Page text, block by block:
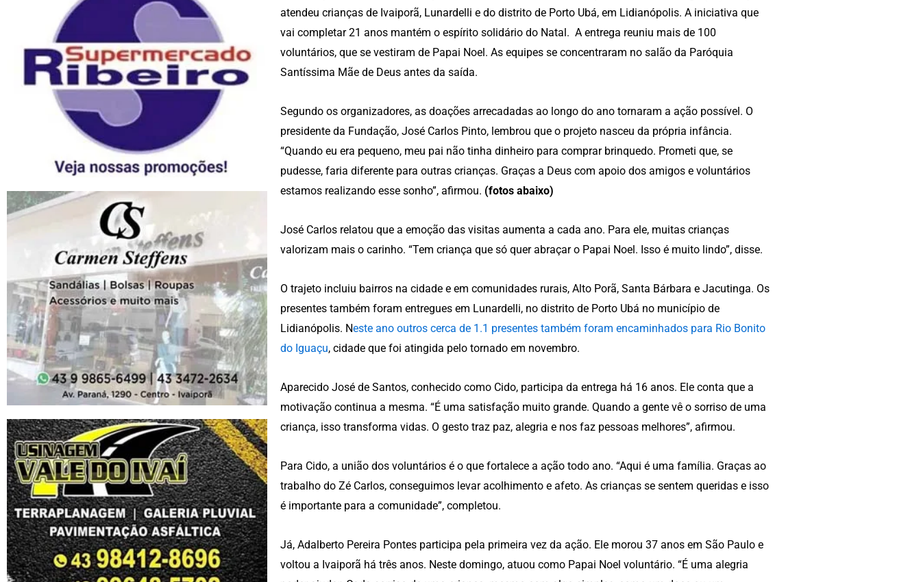
atendeu crianças de Ivaiporã, Lunardelli e do distrito de Porto Ubá, em Lidianópolis. A iniciativa que
vai completar 21 anos mantém o espírito solidário do Natal. A entrega reuniu mais de 100
voluntários, que se vestiram de Papai Noel. As equipes se concentraram no salão da Paróquia
Santíssima Mãe de Deus antes da saída.
Segundo os organizadores, as doações arrecadadas ao longo do ano tornaram a ação possível. O
presidente da Fundação, José Carlos Pinto, lembrou que o projeto nasceu da própria infância.
“Quando eu era pequeno, meu pai não tinha dinheiro para comprar brinquedo. Prometi que, se
pudesse, faria diferente para outras crianças. Graças a Deus com apoio dos amigos e voluntários
estamos realizando esse sonho”, afirmou. (fotos abaixo)
José Carlos relatou que a emoção das visitas aumenta a cada ano. Para ele, muitas crianças
valorizam mais o carinho. “Tem criança que só quer abraçar o Papai Noel. Isso é muito lindo”, disse.
O trajeto incluiu bairros na cidade e em comunidades rurais, Alto Porã, Santa Bárbara e Jacutinga. Os
presentes também foram entregues em Lunardelli, no distrito de Porto Ubá no município de
Lidianópolis. Neste ano outros cerca de 1.1 presentes também foram encaminhados para Rio Bonito
do Iguaçu, cidade que foi atingida pelo tornado em novembro.
Aparecido José de Santos, conhecido como Cido, participa da entrega há 16 anos. Ele conta que a
motivação continua a mesma. “É uma satisfação muito grande. Quando a gente vê o sorriso de uma
criança, isso transforma vidas. O gesto traz paz, alegria e nos faz pessoas melhores”, afirmou.
Para Cido, a união dos voluntários é o que fortalece a ação todo ano. “Aqui é uma família. Graças ao
trabalho do Zé Carlos, conseguimos levar acolhimento e afeto. As crianças se sentem queridas e isso
é importante para a comunidade”, completou.
Já, Adalberto Pereira Pontes participa pela primeira vez da ação. Ele morou 37 anos em São Paulo e
voltou a Ivaiporã há três anos. Neste domingo, atuou como Papai Noel voluntário. “É uma alegria